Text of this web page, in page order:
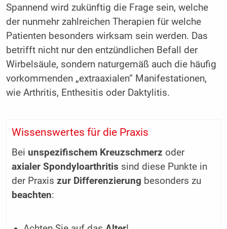
Spannend wird zukünftig die Frage sein, welche
der nunmehr zahlreichen Therapien für welche
Patienten besonders wirksam sein werden. Das
betrifft nicht nur den entzündlichen Befall der
Wirbelsäule, sondern naturgemäß auch die häufig
vorkommenden „extraaxialen“ Manifestationen,
wie Arthritis, Enthesitis oder Daktylitis.
Wissenswertes für die Praxis
Bei unspezifischem Kreuzschmerz oder
axialer Spondyloarthritis sind diese Punkte in
der Praxis zur Differenzierung besonders zu
beachten: